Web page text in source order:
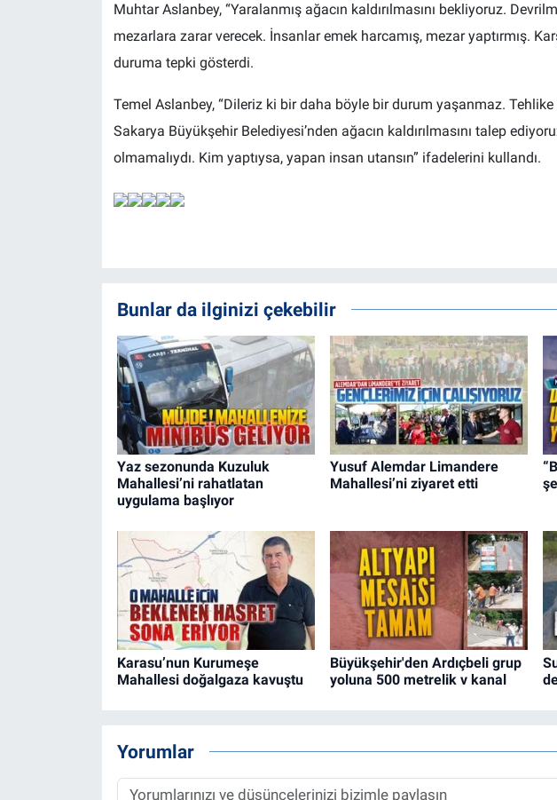
Muhtar Aslanbey, “Yaralanmış ağacın kaldırılmasını bekliyoruz.
mezarlara zarar verecek. İnsanlar emek harcamış, mezar yaptırmış.
duruma tepki gösterdi.
Temel Aslanbey, “Dileriz ki bir daha böyle bir durum yaşanmaz. Tehlike
Sakarya Büyükşehir Belediyesi’nden ağacın kaldırılmasını talep
olmamalıydı. Kim yaptıysa, yapan insan utansın” ifadelerini kullandı.
Bunlar da ilginizi çekebilir
Yaz sezonunda Kuzuluk
Mahallesi’ni rahatlatan
uygulama başlıyor
Yusuf Alemdar Limandere
Mahallesi’ni ziyaret etti
Karasu’nun Kurumeşe
Mahallesi doğalgaza kavuştu
Büyükşehir'den Ardıçbeli grup
yoluna 500 metrelik v kanal
Yorumlar